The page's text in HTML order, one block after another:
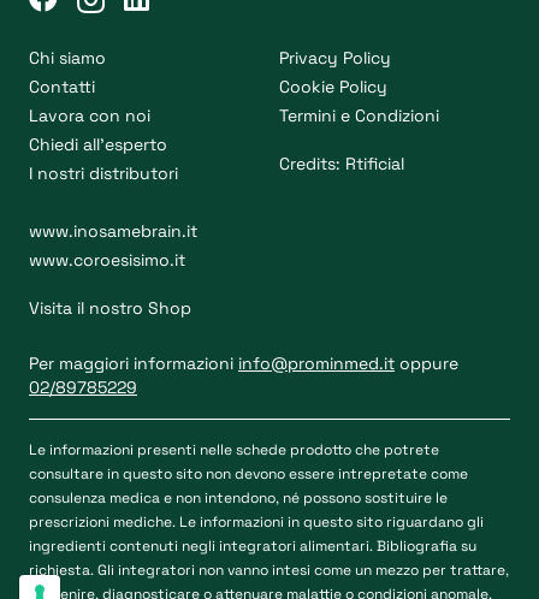
Chi siamo
Contatti
Lavora con noi
Chiedi all’esperto
I nostri distributori
Privacy Policy
Cookie Policy
Termini e Condizioni
Credits: Rtificial
www.inosamebrain.it
www.coroesisimo.it
Visita il nostro Shop
Per maggiori informazioni info@prominmed.it oppure
02/89785229
Le informazioni presenti nelle schede prodotto che potrete
consultare in questo sito non devono essere intrepretate come
consulenza medica e non intendono, né possono sostituire le
prescrizioni mediche. Le informazioni in questo sito riguardano gli
ingredienti contenuti negli integratori alimentari. Bibliografia su
richiesta. Gli integratori non vanno intesi come un mezzo per trattare,
prevenire, diagnosticare o attenuare malattie o condizioni anomale.